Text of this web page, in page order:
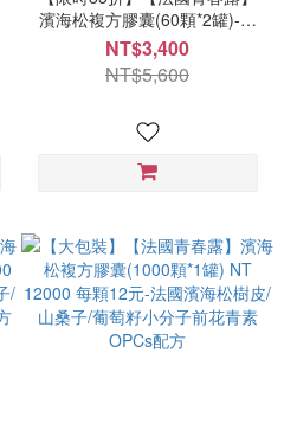
濱海松複方膠囊(60顆*2罐)-法
國濱海松樹皮/山桑子/葡萄籽小
分子前花青素OPCs配方
NT$3,400
NT$5,600